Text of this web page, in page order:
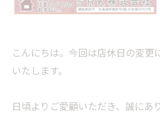
こんにちは。今回は店休日の変更
いたします。
日頃よりご愛顧いただき、誠にあ